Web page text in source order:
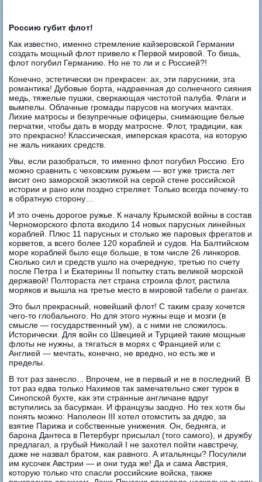
Россию губит флот!
Как известно, именно стремление кайзеровской Германии
создать мощный флот привело к Первой мировой. То бишь,
флот погубил Германию. Но не то ли и с Россией?!
Конечно, эстетически он прекрасен: ах, эти парусники, эта
романтика! Дубовые борта, надраенная до солнечного сияния
медь, тяжелые пушки, сверкающая чистотой палуба. Флаги и
вымпелы. Облачные громады парусов на могучих мачтах.
Лихие матросы и безупречные офицеры, снимающие белые
перчатки, чтобы дать в морду матросне. Флот, традиции, как
это прекрасно! Классическая, имперская красота, на которую
не жаль никаких средств.
Увы, если разобраться, то именно флот погубил Россию. Его
можно сравнить с чеховским ружьем — вот уже триста лет
висит оно заморской экзотикой на серой стене российской
истории и рано или поздно стреляет. Только всегда почему-то
в обратную сторону…
И это очень дорогое ружье. К началу Крымской войны в состав
Черноморского флота входило 14 новых парусных линейных
кораблей. Плюс 11 парусных и столько же паровых фрегатов и
корветов, а всего более 120 кораблей и судов. На Балтийском
море кораблей было еще больше, в том числе 26 линкоров.
Сколько сил и средств ушло на очередную, третью по счету
после Петра I и Екатерины II попытку стать великой морской
державой! Полтораста лет страна строила флот, растила
моряков и вышла на третье место в мировой табели о рангах.
Это был прекрасный, новейший флот! С таким сразу хочется
чего-то глобального. Но для этого нужны еще и мозги (в
смысле — государственный ум), а с ними не сложилось.
Исторически. Для войн со Швецией и Турцией такие мощные
флоты не нужны, а тягаться в морях с Францией или с
Англией — мечтать, конечно, не вредно, но есть же и
пределы.
В тот раз занесло... Впрочем, не в первый и не в последний. В
тот раз едва только Нахимов так замечательно сжег турок в
Синопской бухте, как эти странные англичане вдруг
вступились за басурман. И французы заодно. Но тех хотя бы
понять можно: Наполеон III хотел отомстить за дядю, за
взятие Парижа и собственные унижения. Он, бедняга, и
барона Дантеса в Петербург присылал (того самого), и дружбу
предлагал, а грубый Николай I не захотел пойти навстречу,
даже не назвал братом, как равного. А итальянцы? Посулили
им кусочек Австрии — и они туда же! Да и сама Австрия,
которую только что спасли российские войска, также